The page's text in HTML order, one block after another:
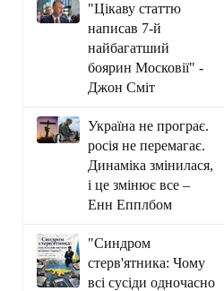
"Цікаву статтю
написав 7-й
найбагатший
боярин Московії" -
Джон Сміт
Україна не програє.
росія не перемагає.
Динаміка змінилася,
і це змінює все –
Енн Епплбом
"Синдром
стерв'ятника: Чому
всі сусіди одночасно